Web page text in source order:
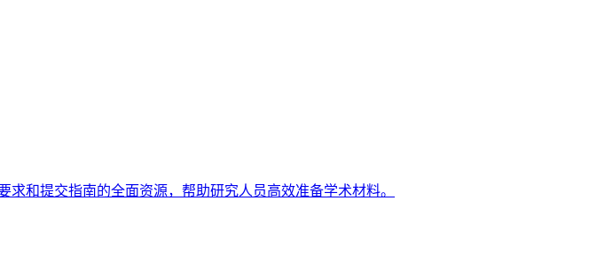
和提交指南的全面资源，帮助研究人员高效准备学术材料。